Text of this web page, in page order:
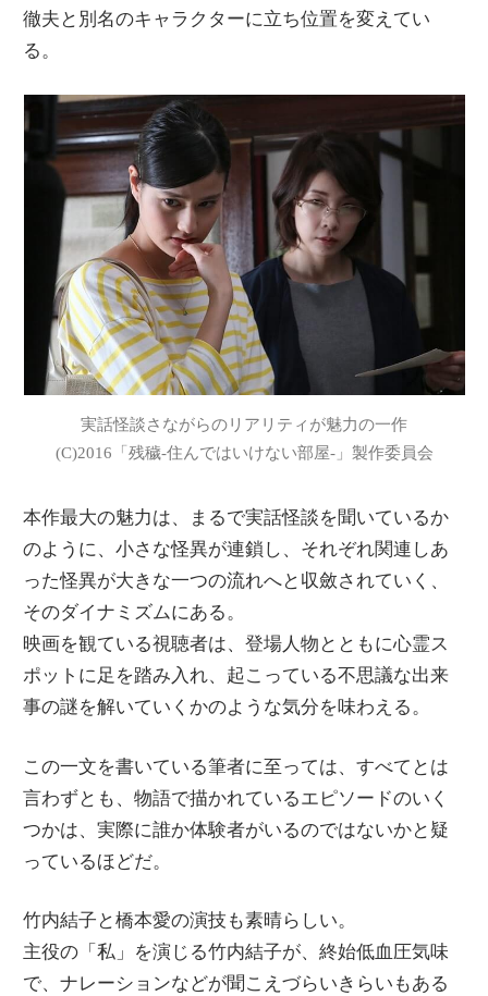
徹夫と別名のキャラクターに立ち位置を変えてい
る。
実話怪談さながらのリアリティが魅力の一作
(C)2016「残穢-住んではいけない部屋-」製作委員会
本作最大の魅力は、まるで実話怪談を聞いているか
のように、小さな怪異が連鎖し、それぞれ関連しあ
った怪異が大きな一つの流れへと収斂されていく、
そのダイナミズムにある。
映画を観ている視聴者は、登場人物とともに心霊ス
ポットに足を踏み入れ、起こっている不思議な出来
事の謎を解いていくかのような気分を味わえる。
この一文を書いている筆者に至っては、すべてとは
言わずとも、物語で描かれているエピソードのいく
つかは、実際に誰か体験者がいるのではないかと疑
っているほどだ。
竹内結子と橋本愛の演技も素晴らしい。
主役の「私」を演じる竹内結子が、終始低血圧気味
で、ナレーションなどが聞こえづらいきらいもある